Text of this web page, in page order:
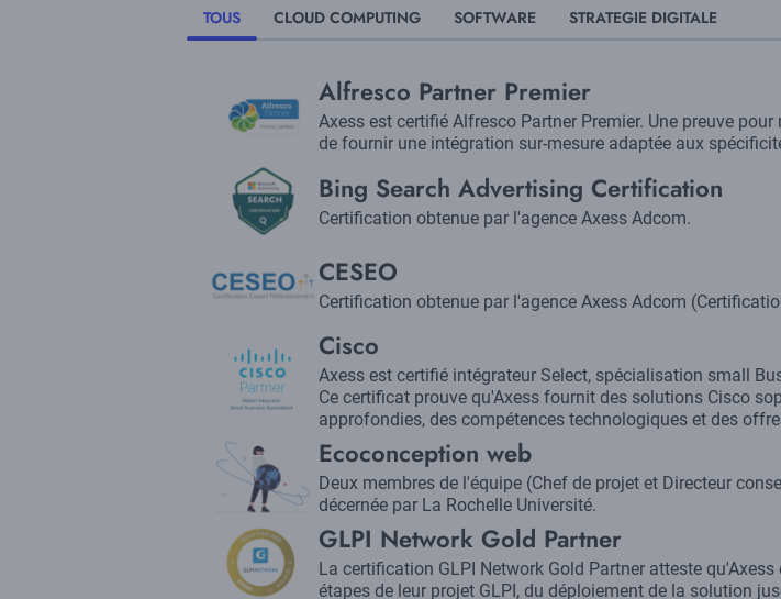
TOUS CLOUD COMPUTING SOFTWARE STRATEGIE DIGITALE
Title
Alfresco Partner Premier
Description
Axess est certifié Alfresco Partner Premier. Une preuve
de fournir une intégration sur-mesure adaptée aux
Logo
Title
Bing Search Advertising Certification
Description
Certification obtenue par l'agence Axess Adcom.
Title
CESEO
Description
Certification obtenue par l'agence Axess Adcom
Logo Title
Cisco
Description
Axess est certifié intégrateur Select, spécialisation small
Ce certificat prouve qu'Axess fournit des solutions Cisco
approfondies, des compétences technologiques et des
Logo
Title
Ecoconception web
Description
Deux membres de l'équipe (Chef de projet et Directeur
décernée par La Rochelle Université.
Logo
Title
GLPI Network Gold Partner
Description
La certification GLPI Network Gold Partner atteste
étapes de leur projet GLPI, du déploiement de la solution